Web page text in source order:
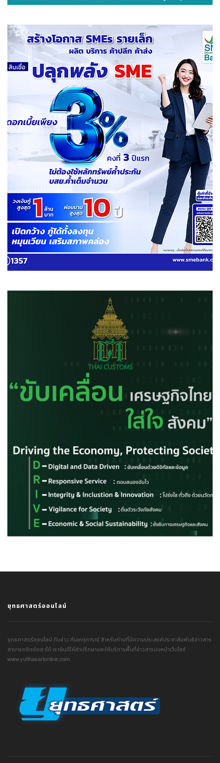
ยุทธศาสตร์ออนไลน์
ยุทธศาสตร์ออนไลน์ ทันข่าว ทันเหตุการณ์ สำหรับท่านที่มีความประสงค์ประชาสัมพันธ์ข่าวสาร
สามารถติดต่อเราได้ เรายินดีให้คำปรึกษาและให้บริการพื้นที่ข่าวสารบนหน้าเว็บไซต์
www.yutthasartonline.com